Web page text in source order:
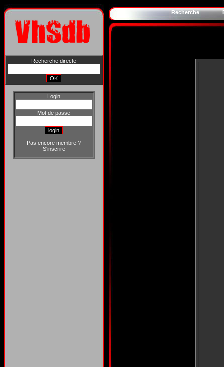
Recherche directe
Login
Mot de passe
Pas encore membre ?
S'inscrire
Recherche